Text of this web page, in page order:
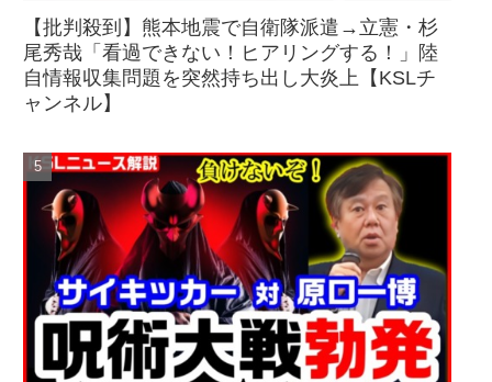
【批判殺到】熊本地震で自衛隊派遣→立憲・杉
尾秀哉「看過できない！ヒアリングする！」陸
自情報収集問題を突然持ち出し大炎上【KSLチ
ャンネル】